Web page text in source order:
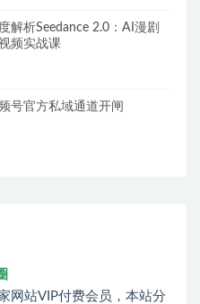
解析Seedance 2.0：AI漫剧
频实战课
号官方私域通道开闸
网站VIP付费会员，本站分